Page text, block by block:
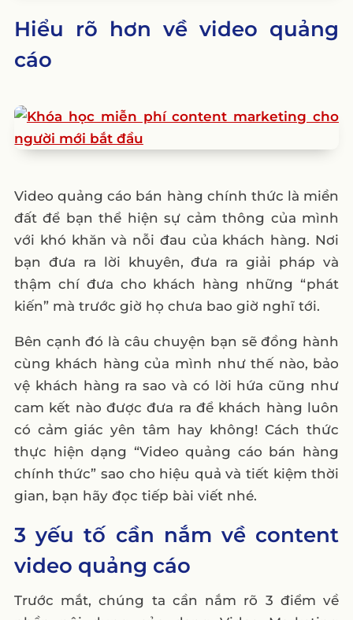
tên sản phẩm
buộc)
Bước 6 – Tạo ra mức giá hấp dẫn và có lợi
Bước 7 – Khuyến khích khách hàng mua
hàng
Lời kết
Hiểu rõ hơn về video quảng
cáo
Video quảng cáo bán hàng chính thức là miền
đất để bạn thể hiện sự cảm thông của mình
với khó khăn và nỗi đau của khách hàng. Nơi
bạn đưa ra lời khuyên, đưa ra giải pháp và
thậm chí đưa cho khách hàng những “phát
kiến” mà trước giờ họ chưa bao giờ nghĩ tới.
Bên cạnh đó là câu chuyện bạn sẽ đồng hành
cùng khách hàng của mình như thế nào, bảo
vệ khách hàng ra sao và có lời hứa cũng như
cam kết nào được đưa ra để khách hàng luôn
có cảm giác yên tâm hay không! Cách thức
thực hiện dạng “Video quảng cáo bán hàng
chính thức” sao cho hiệu quả và tiết kiệm thời
gian, bạn hãy đọc tiếp bài viết nhé.
3 yếu tố cần nắm về content
video quảng cáo
Trước mắt, chúng ta cần nắm rõ 3 điểm về